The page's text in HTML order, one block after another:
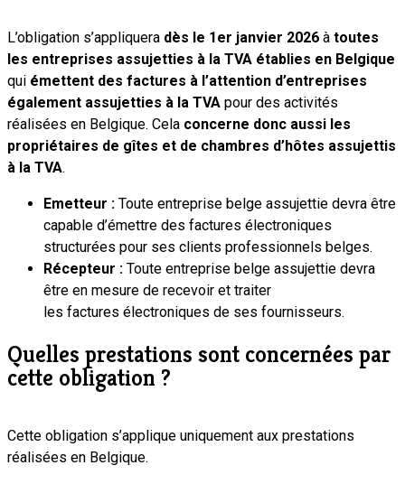
L’obligation s’appliquera dès le 1er janvier 2026 à toutes
les entreprises assujetties à la TVA établies en Belgique
qui émettent des factures à l’attention d’entreprises
également assujetties à la TVA pour des activités
réalisées en Belgique. Cela concerne donc aussi les
propriétaires de gîtes et de chambres d’hôtes assujettis
à la TVA.
Emetteur : Toute entreprise belge assujettie devra être
capable d’émettre des factures électroniques
structurées pour ses clients professionnels belges.
Récepteur : Toute entreprise belge assujettie devra
être en mesure de recevoir et traiter
les factures électroniques de ses fournisseurs.
Quelles prestations sont concernées par
cette obligation ?
Cette obligation s’applique uniquement aux prestations
réalisées en Belgique.